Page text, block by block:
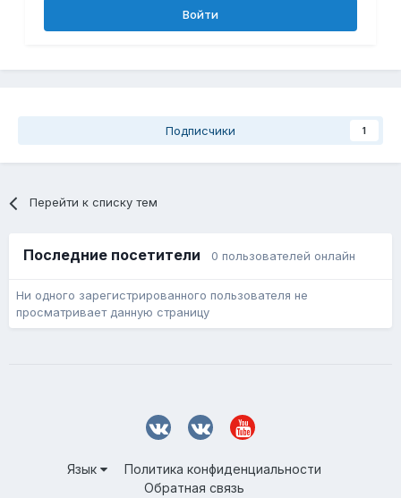
Войти
Подписчики 1
Перейти к списку тем
Последние посетители 0 пользователей онлайн
Ни одного зарегистрированного пользователя не
просматривает данную страницу
Язык
Политика конфиденциальности
Обратная связь